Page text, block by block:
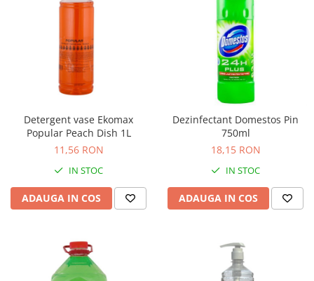
Gadgeturi mobile
Adaptoare de calatorie
Baterii si acumulatori
Cabluri si conectivitate
Incarcatoare wireless
Incarcatoare cu fir si auto
Baterii externe - Powerbanks
Accesorii localizare (FindMy)
Standuri PC si suporturi
ergonomice
Detergent vase Ekomax
Popular Peach Dish 1L
11,56 RON
IN STOC
ADAUGA IN COS
Dezinfectant Domestos Pin
750ml
18,15 RON
IN STOC
ADAUGA IN COS